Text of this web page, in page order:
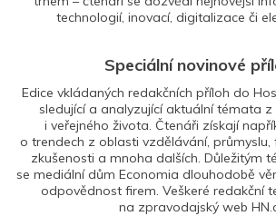
technologií, inovací, digitalizace či
Speciální novinové
Edice vkládaných redakčních příloh do
sledující a analyzující aktuální témata z
i veřejného života. Čtenáři získají
o trendech z oblasti vzdělávání, průmyslu,
zkušenosti a mnoha dalších. Důležitým
se mediální dům Economia dlouhodobě
odpovědnost firem. Veškeré redakční
na zpravodajský web